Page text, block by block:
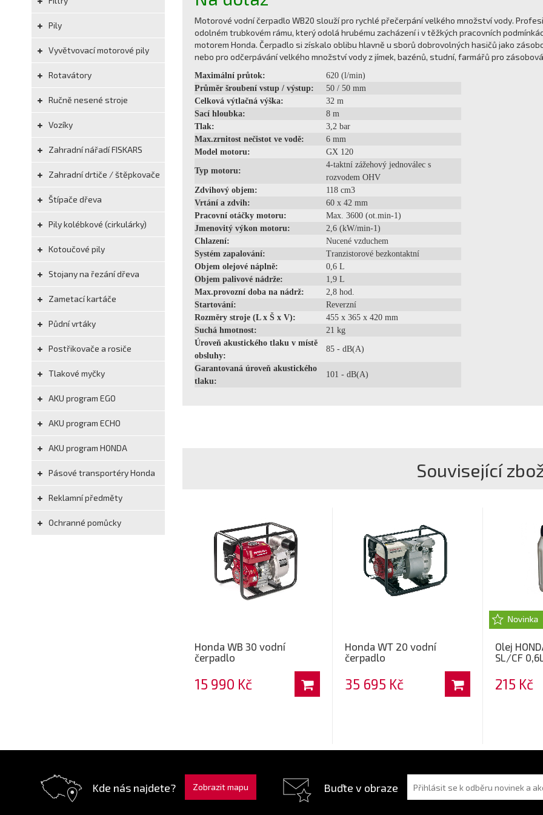
Pily
Vyvětvovací motorové pily
Rotavátory
Ručně nesené stroje
Vozíky
Zahradní nářadí FISKARS
Zahradní drtiče / štěpkovače
Štípače dřeva
Pily kolébkové (cirkulárky)
Kotoučové pily
Stojany na řezání dřeva
Zametací kartáče
Půdní vrtáky
Postřikovače a rosiče
Tlakové myčky
AKU program EGO
AKU program ECHO
AKU program HONDA
Pásové transportéry Honda
Reklamní předměty
Ochranné pomůcky
Motorové vodní čerpadlo WB20 slouží pro rychlé přečerpání velkého množství vody.
odolném trubkovém rámu, který odolá hrubému zacházení i v těžkých pracovních
motorem Honda. Čerpadlo si získalo oblibu hlavně u sborů dobrovolných hasičů jako
nebo pro odčerpávání velkého množství vody z jímek, bazénů, studní, farmářů pro
Maximální průtok:
620 (l/min)
Průměr šroubení vstup / výstup:
50 / 50 mm
Celková výtlačná výška:
32 m
Sací hloubka:
8 m
Tlak:
3,2 bar
Max.zrnitost nečistot ve vodě:
6 mm
Model motoru:
GX 120
Typ motoru:
4-taktní zážehový jednoválec s
rozvodem OHV
Zdvihový objem:
118 cm3
Vrtání a zdvih:
60 x 42 mm
Pracovní otáčky motoru:
Max. 3600 (ot.min-1)
Jmenovitý výkon motoru:
2,6 (kW/min-1)
Chlazení:
Nucené vzduchem
Systém zapalování:
Tranzistorové bezkontaktní
Objem olejové náplně:
0,6 L
Objem palivové nádrže:
1,9 L
Max.provozní doba na nádrž:
2,8 hod.
Startování:
Reverzní
Rozměry stroje (L x Š x V):
455 x 365 x 420 mm
Suchá hmotnost:
21 kg
Úroveň akustického tlaku v místě
obsluhy:
85 - dB(A)
Garantovaná úroveň akustického
tlaku:
101 - dB(A)
Související
Honda WB 30 vodní
čerpadlo
15 990 Kč
Honda WT 20 vodní
čerpadlo
35 695 Kč
Olej
SL/CF
215 Kč
Kde nás najdete? Zobrazit mapu Buďte v obraze